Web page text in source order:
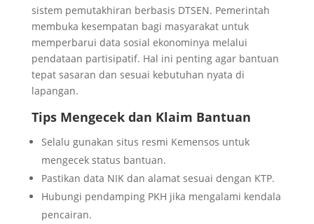
sistem pemutakhiran berbasis DTSEN. Pemerintah
membuka kesempatan bagi masyarakat untuk
memperbarui data sosial ekonominya melalui
pendataan partisipatif. Hal ini penting agar bantuan
tepat sasaran dan sesuai kebutuhan nyata di
lapangan.
Tips Mengecek dan Klaim Bantuan
Selalu gunakan situs resmi Kemensos untuk
mengecek status bantuan.
Pastikan data NIK dan alamat sesuai dengan KTP.
Hubungi pendamping PKH jika mengalami kendala
pencairan.